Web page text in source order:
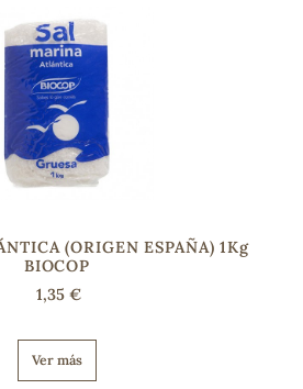
(ORIGEN ESPAÑA) 1Kg
BIOCOP
1,35 €
Ver más